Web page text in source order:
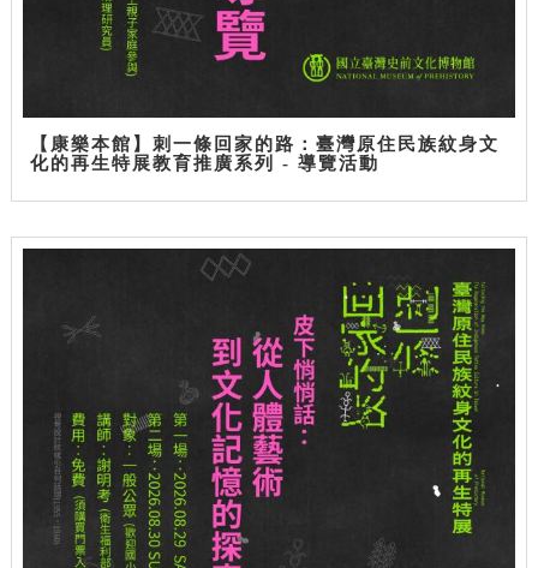
【康樂本館】刺一條回家的路：臺灣原住民族紋身文
化的再生特展教育推廣系列 - 導覽活動